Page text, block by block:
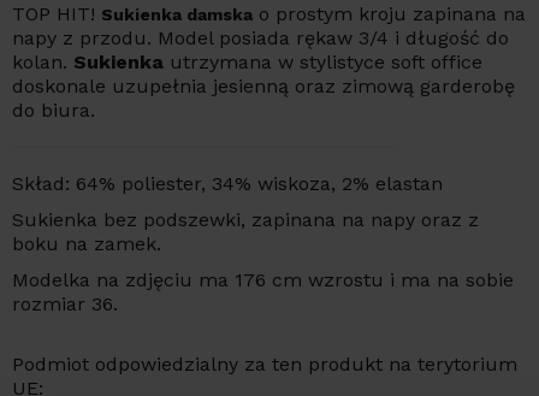
TOP HIT! Sukienka damska o prostym kroju zapinana na
napy z przodu. Model posiada rękaw 3/4 i długość do
kolan. Sukienka utrzymana w stylistyce soft office
doskonale uzupełnia jesienną oraz zimową garderobę
do biura.
Skład: 64% poliester, 34% wiskoza, 2% elastan
Sukienka bez podszewki, zapinana na napy oraz z
boku na zamek.
Modelka na zdjęciu ma 176 cm wzrostu i ma na sobie
rozmiar 36.
Podmiot odpowiedzialny za ten produkt na terytorium
UE: